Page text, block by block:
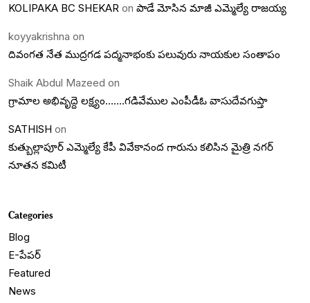
KOLIPAKA BC SHEKAR on పాడే మోసిన మాజీ ఎమ్మెల్యే రాజయ్య
koyyakrishna on
దివంగత నేత ముద్రగడ పద్మనాభంకు పలువురు నాయకుల సంతాపం
Shaik Abdul Mazeed on
గ్రామాల అభివృద్దె లక్ష్యం…….గడివేముల ఎంపీడీఓ వాసుదేవగుప్తా
SATHISH on
కుత్బుల్లాపూర్ ఎమ్మెల్యే కేపీ వివేకానంద గారును కలిసిన మైత్రి నగర్
నూతన కమిటీ
Categories
Blog
E-పేపర్
Featured
News